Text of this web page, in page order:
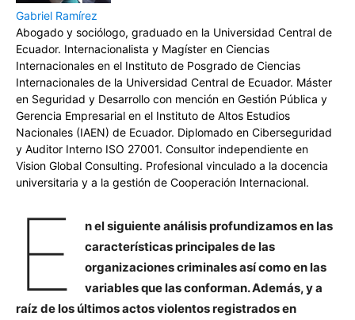
Gabriel Ramírez
Abogado y sociólogo, graduado en la Universidad Central de
Ecuador. Internacionalista y Magíster en Ciencias
Internacionales en el Instituto de Posgrado de Ciencias
Internacionales de la Universidad Central de Ecuador. Máster
en Seguridad y Desarrollo con mención en Gestión Pública y
Gerencia Empresarial en el Instituto de Altos Estudios
Nacionales (IAEN) de Ecuador. Diplomado en Ciberseguridad
y Auditor Interno ISO 27001. Consultor independiente en
Vision Global Consulting. Profesional vinculado a la docencia
universitaria y a la gestión de Cooperación Internacional.
E
n el siguiente análisis profundizamos en las
características principales de las
organizaciones criminales así como en las
variables que las conforman. Además, y a
raíz de los últimos actos violentos registrados en